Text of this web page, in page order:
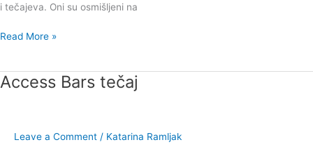
i tečajeva. Oni su osmišljeni na
Read More »
Access Bars tečaj
Leave a Comment / Katarina Ramljak
Access